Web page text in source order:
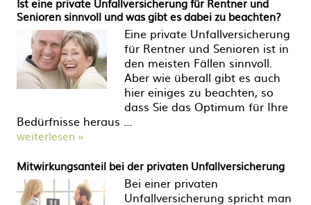
Senioren sinnvoll und was gibt es dabei zu beachten?
Eine private Unfallversicherung
für Rentner und Senioren ist in
den meisten Fällen sinnvoll.
Aber wie überall gibt es auch
hier einiges zu beachten, so
dass Sie das Optimum für Ihre
Bedürfnisse heraus …
weiterlesen »
Mitwirkungsanteil bei der privaten Unfallversicherung
Bei einer privaten
Unfallversicherung spricht man